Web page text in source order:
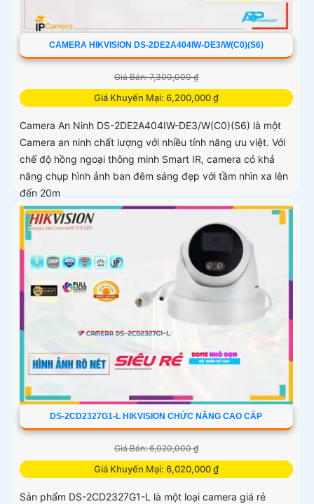
CAMERA HIKVISION DS-2DE2A404IW-DE3/W(C0)(S6)
Giá Bán: 7,300,000 ₫
Giá Khuyến Mại: 6,200,000 ₫
Camera An Ninh DS-2DE2A404IW-DE3/W(C0)(S6) là một
Camera an ninh chất lượng với nhiều tính năng ưu việt. Với
chế độ hồng ngoại thông minh Smart IR, camera có khả
năng chụp hình ảnh ban đêm sáng đẹp với tầm nhìn xa lên
đến 20m
DS-2CD2327G1-L HIKVISION CHỨC NĂNG CAO CẤP
Giá Bán: 6,020,000 ₫
Giá Khuyến Mại: 6,020,000 ₫
Sản phẩm DS-2CD2327G1-L là một loại camera giá rẻ